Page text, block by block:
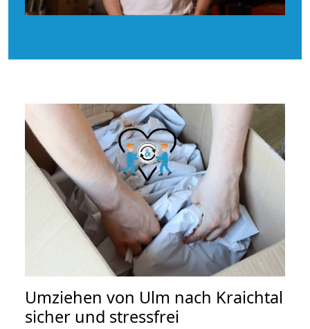
Umziehen von Ulm nach Kraichtal
sicher und stressfrei